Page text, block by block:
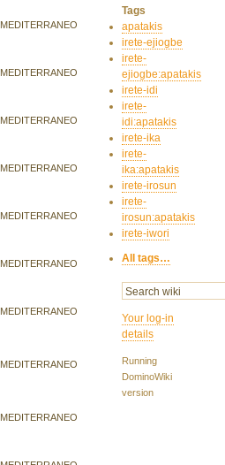
MEDITERRANEO
MEDITERRANEO
MEDITERRANEO
MEDITERRANEO
MEDITERRANEO
MEDITERRANEO
MEDITERRANEO
MEDITERRANEO
MEDITERRANEO
Tags
apatakis
irete-ejiogbe
irete-
ejiogbe:apatakis
irete-idi
irete-
idi:apatakis
irete-ika
irete-
ika:apatakis
irete-irosun
irete-
irosun:apatakis
irete-iwori
All tags…
Your log-in
details
Running
DominoWiki
version